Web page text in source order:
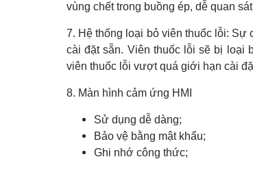
vùng chết trong buồng ép, dễ quan
7. Hệ thống loại bỏ viên thuốc lỗi:
cài đặt sẵn. Viên thuốc lỗi sẽ bị loại
viên thuốc lỗi vượt quá giới hạn cài
8. Màn hình cảm ứng HMI
Sử dụng dễ dàng;
Bảo vệ bằng mật khẩu;
Ghi nhớ công thức;